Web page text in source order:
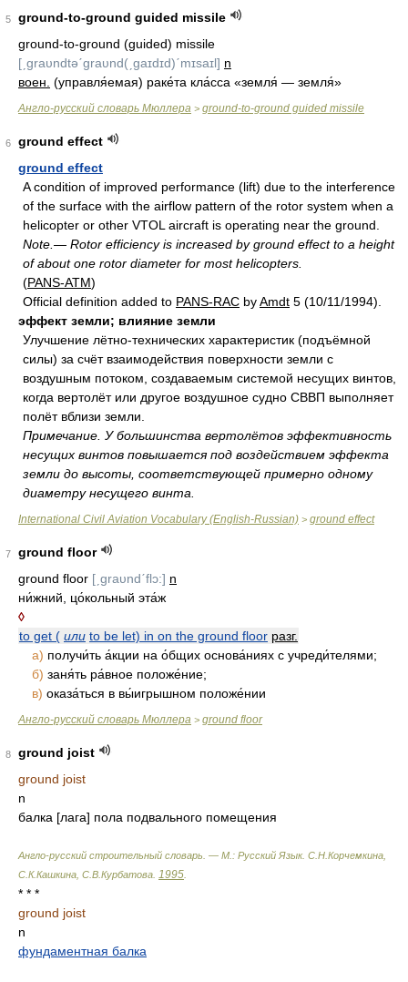
5
ground-to-ground guided missile
ground-to-ground (guided) missile
[ˏgraυndtəˊgraυnd(ˏgaɪdɪd)ˊmɪsaɪl] n
воен. (управля́емая) раке́та кла́сса «земля́ — земля́»
Англо-русский словарь Мюллера > ground-to-ground guided missile
6
ground effect
ground effect
A condition of improved performance (lift) due to the interference
of the surface with the airflow pattern of the rotor system when a
helicopter or other VTOL aircraft is operating near the ground.
Note.— Rotor efficiency is increased by ground effect to a height
of about one rotor diameter for most helicopters.
(PANS-ATM)
Official definition added to PANS-RAC byAmdt 5 (10/11/1994).
эффект земли; влияние земли
Улучшение лётно-технических характеристик (подъёмной
силы) за счёт взаимодействия поверхности земли с
воздушным потоком, создаваемым системой несущих винтов,
когда вертолёт или другое воздушное судно СВВП выполняет
полёт вблизи земли.
Примечание. У большинства вертолётов эффективность
несущих винтов повышается под воздействием эффекта
земли до высоты, соответствующей примерно одному
диаметру несущего винта.
International Civil Aviation Vocabulary (English-Russian) > ground effect
7
ground floor
ground floor [ˏgraυndˊflɔ:] n
ни́жний, цо́кольный эта́ж
◊
to get ( или to be let) in on the ground floor разг.
а) получи́ть а́кции на о́бщих основа́ниях с учреди́телями;
б) заня́ть ра́вное положе́ние;
в) оказа́ться в вы́игрышном положе́нии
Англо-русский словарь Мюллера > ground floor
8
ground joist
ground joist
n
балка [лага] пола подвального помещения
Англо-русский строительный словарь. — М.: Русский Язык. С.Н.Корчемкина,
С.К.Кашкина, С.В.Курбатова 1995
* * *
ground joist
n
фундаментная балка